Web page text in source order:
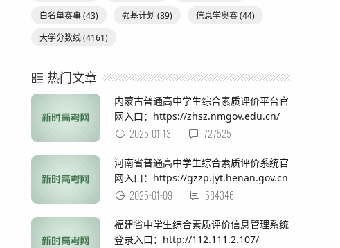
白名单赛事(43) 强基计划 (89) 信息学奥赛(44)
大学分数线(4161)
热门文章
内蒙古普通高中学生综合素质评价平台官
网入口：https://zhsz.nmgov.edu.cn/
2025-01-13 727525
河南省普通高中学生综合素质评价系统官
网入口：https://gzzp.jyt.henan.gov.cn
2025-01-09 584346
福建省中学生综合素质评价信息管理系统
登录入口：http://112.111.2.107/